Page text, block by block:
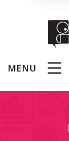
MENU